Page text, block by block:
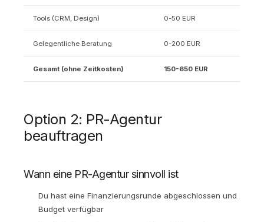
Tools (CRM, Design) 0-50 EUR
Gelegentliche Beratung 0-200 EUR
Gesamt (ohne Zeitkosten) 150-650 EUR
Option 2: PR-Agentur
beauftragen
Wann eine PR-Agentur sinnvoll ist
Du hast eine Finanzierungsrunde abgeschlossen und
Budget verfügbar